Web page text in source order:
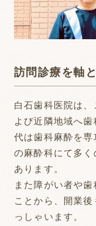
訪問診療を軸
白石歯科医院は
よび近隣地域へ
代は歯科麻酔を
の麻酔科にて多
あります。
また障がい者や
ことから、開業
っしゃいます。